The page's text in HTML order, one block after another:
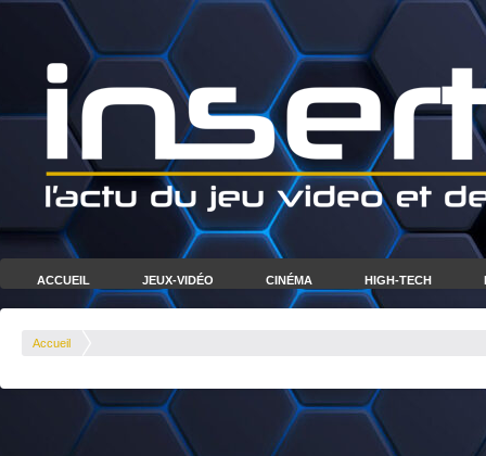
ACCUEIL JEUX-VIDÉO CINÉMA HIGH-TECH
Accueil